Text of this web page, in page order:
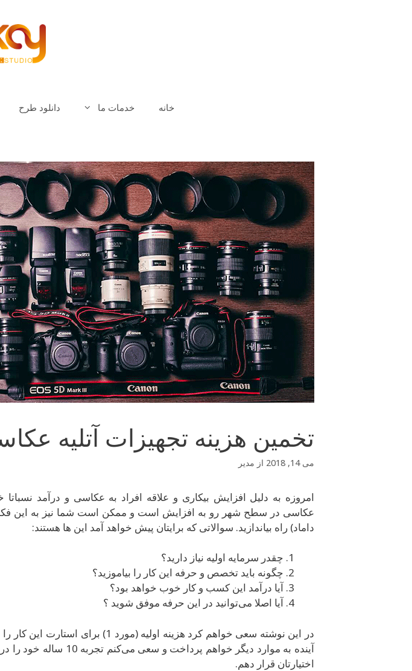
خانه خدمات ما دانلود طرح
تخمین هزینه تجهیزات آتلیه
می 14, 2018 از مدیر
امروزه به دلیل افزایش بیکاری و علاقه افراد به عکاسی و درآمد نسباتا
عکاسی در سطح شهر رو به افزایش است و ممکن است شما نیز به این فکر
داماد) راه بیاندازید. سوالاتی که برایتان پیش خواهد آمد این ها هستند:
چقدر سرمایه اولیه نیاز دارید؟
چگونه باید تخصص و حرفه این کار را بیاموزید؟
آیا درآمد این کسب و کار خوب خواهد بود؟
آیا اصلا می‌توانید در این حرفه موفق شوید ؟
در این نوشته سعی خواهم کرد هزینه اولیه
آینده به موارد دیگر خواهم
اختیارتان قرار دهم.